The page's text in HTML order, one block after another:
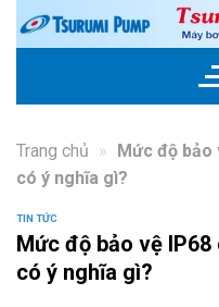
Skip
Trang chủ » Mức độ bảo
có ý nghĩa gì?
TIN TỨC
Mức độ bảo vệ
có ý nghĩa gì?